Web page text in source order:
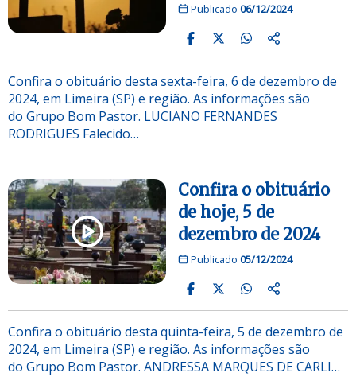
Publicado 06/12/2024
Confira o obituário desta sexta-feira, 6 de dezembro de
2024, em Limeira (SP) e região. As informações são
do Grupo Bom Pastor. LUCIANO FERNANDES
RODRIGUES Falecido…
Confira o obituário
de hoje, 5 de
dezembro de 2024
Publicado 05/12/2024
Confira o obituário desta quinta-feira, 5 de dezembro de
2024, em Limeira (SP) e região. As informações são
do Grupo Bom Pastor. ANDRESSA MARQUES DE CARLI…